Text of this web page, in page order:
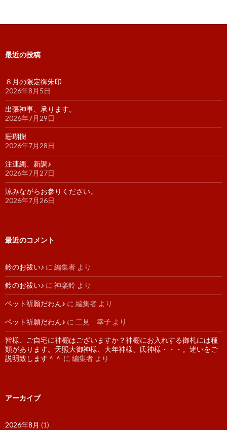
最近の投稿
８月の限定御朱印
2026年8月5日
出張神事、承ります。
2026年7月29日
珊瑚樹
2026年7月28日
注連縄、新調♪
2026年7月27日
涼みながらお参りください。
2026年7月26日
最近のコメント
鈴のお祓い♪ に 編集者 より
鈴のお祓い♪ に 神楽鈴 より
ペット祈願だわん♪ に 編集者 より
ペット祈願だわん♪ に 二見 幸子 より
皆様、ご自宅に神棚はございますか？神棚にお入れする御札には種
類があります。天照大御神様、大年神様、氏神様・・・。違いをご
説明致します＾＾ に 編集者 より
アーカイブ
2026年8月 (1)